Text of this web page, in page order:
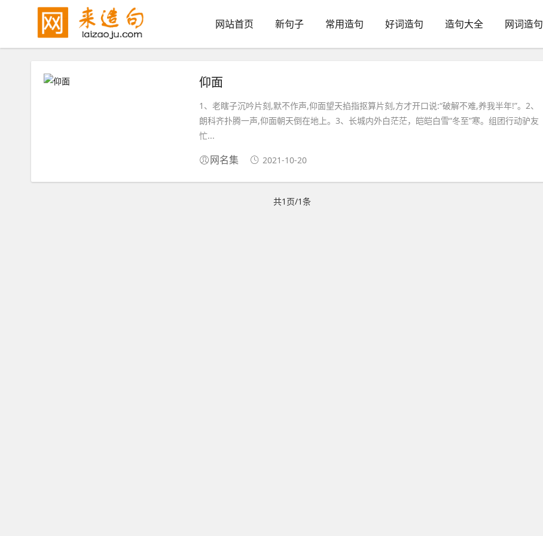
网站首页 新句子 常用造句 好词造句 造句大全 网词造句
仰面
1、老瞎子沉吟片刻,默不作声,仰面望天掐指抠算片刻,方才开口说:“破解不难,养我半年!”。2、
朗科齐扑腾一声,仰面朝天倒在地上。3、长城内外白茫茫，皑皑白雪“冬至”寒。组团行动驴友
忙...
网名集 2021-10-20
共1页/1条